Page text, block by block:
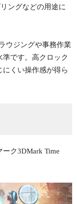
ングなどの用途に
ウジングや事務作業
です。高クロック
くい操作感が得ら
ク3DMark Time